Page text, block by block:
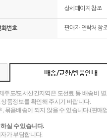
상세페이지 참조
화번호 판매자 연락처 참
배송/교환/반품안내
주도/도서산간지역은 도선료 등 배송비
품정보를 확인해 주시기 바랍니다.
, 묶음배송이 되지 않을 수 있습니다.(판
실 수 있습니다.
가 부담합니다.